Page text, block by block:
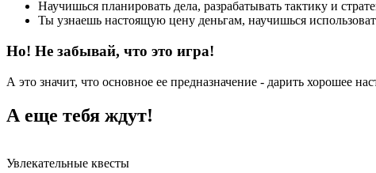
Научишься планировать дела, разрабатывать тактику и
Ты узнаешь настоящую цену деньгам, научишься
Но! Не забывай, что это игра!
А это значит, что основное ее предназначение - дарить хорошее
А еще тебя ждут!
Увлекательные квесты